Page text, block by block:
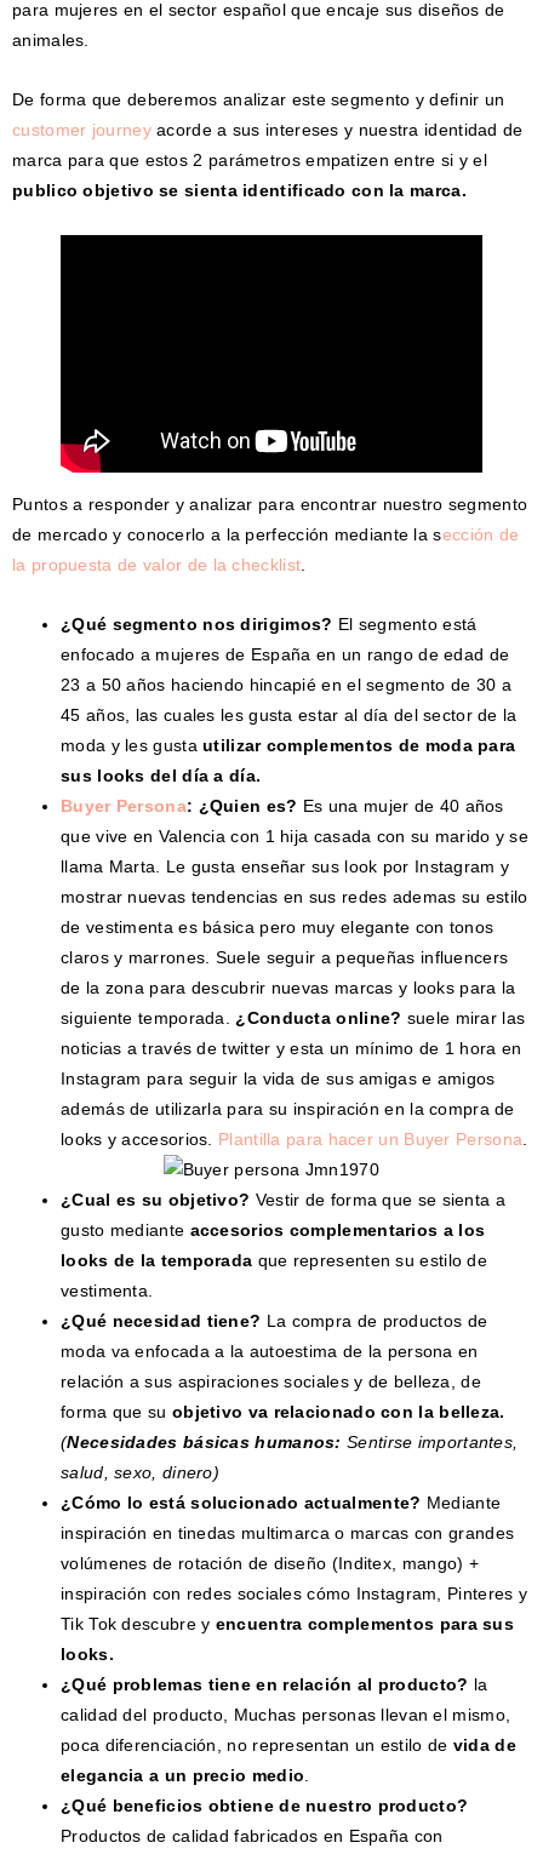
para mujeres en el sector español que encaje sus diseños de
animales.
De forma que deberemos analizar este segmento y definir un
customer journeyacorde a sus intereses y nuestra identidad de
marca para que estos 2 parámetros empatizen entre si y el
publico objetivo se sienta identificado con la marca.
Puntos a responder y analizar para encontrar nuestro segmento
de mercado y conocerlo a la perfección mediante la sección de
la propuesta de valor de la checklist
¿Qué segmento nos dirigimos? El segmento está
enfocado a mujeres de España en un rango de edad de
23 a 50 años haciendo hincapié en el segmento de 30 a
45 años, las cuales les gusta estar al día del sector de la
moda y les gustautilizar complementos de moda para
sus looks del día a día.
Buyer Persona: ¿Quien es? Es una mujer de 40 años
que vive en Valencia con 1 hija casada con su marido y se
llama Marta. Le gusta enseñar sus look por Instagram y
mostrar nuevas tendencias en sus redes ademas su estilo
de vestimenta es básica pero muy elegante con tonos
claros y marrones. Suele seguir a pequeñas influencers
de la zona para descubrir nuevas marcas y looks para la
siguiente temporada. ¿Conducta online? suele mirar las
noticias a través de twitter y esta un mínimo de 1 hora en
Instagram para seguir la vida de sus amigas e amigos
además de utilizarla para su inspiración en la compra de
looks y accesorios. Plantilla para hacer un Buyer Persona
¿Cual es su objetivo? Vestir de forma que se sienta a
gusto mediante accesorios complementarios a los
looks de la temporada que representen su estilo de
vestimenta.
¿Qué necesidad tiene? La compra de productos de
moda va enfocada a la autoestima de la persona en
relación a sus aspiraciones sociales y de belleza, de
forma que su objetivo va relacionado con la belleza.
(Necesidades básicas humanos:Sentirse importantes,
salud, sexo, dinero)
¿Cómo lo está solucionado actualmente? Mediante
inspiración en tinedas multimarca o marcas con grandes
volúmenes de rotación de diseño (Inditex, mango) +
inspiración con redes sociales cómo Instagram, Pinteres y
Tik Tok descubre y encuentra complementos para sus
looks.
¿Qué problemas tiene en relación al producto? la
calidad del producto, Muchas personas llevan el mismo,
poca diferenciación, no representan un estilo de vida de
elegancia a un precio medio
¿Qué beneficios obtiene de nuestro producto?
Productos de calidad fabricados en España con